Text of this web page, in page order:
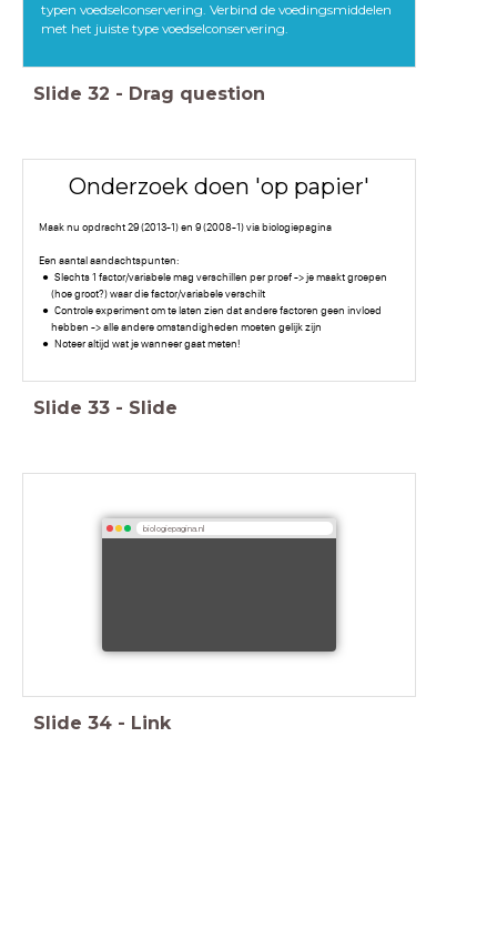
typen voedselconservering. Verbind de voedingsmiddelen
met het juiste type voedselconservering.
Slide 32 - Drag question
Onderzoek doen 'op papier'
Maak nu opdracht 29 (2013-1) en 9 (2008-1) via biologiepagina
Een aantal aandachtspunten:
Slechts 1 factor/variabele mag verschillen per proef -> je maakt groepen
(hoe groot?) waar die factor/variabele verschilt
Controle experiment om te laten zien dat andere factoren geen invloed
hebben -> alle andere omstandigheden moeten gelijk zijn
Noteer altijd wat je wanneer gaat meten!
Slide 33 - Slide
biologiepagina.nl
Slide 34 - Link